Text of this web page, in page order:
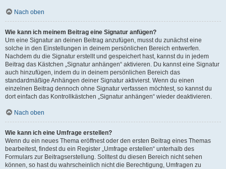
Nach oben
Wie kann ich meinem Beitrag eine Signatur anfügen?
Um eine Signatur an deinen Beitrag anzufügen, musst du zunächst eine
solche in den Einstellungen in deinem persönlichen Bereich entwerfen.
Nachdem du die Signatur erstellt und gespeichert hast, kannst du in jedem
Beitrag das Kästchen „Signatur anhängen“ aktivieren. Du kannst eine Signatur
auch hinzufügen, indem du in deinem persönlichen Bereich das
standardmäßige Anhängen deiner Signatur aktivierst. Wenn du einen
einzelnen Beitrag dennoch ohne Signatur verfassen möchtest, so kannst du
dort einfach das Kontrollkästchen „Signatur anhängen“ wieder deaktivieren.
Nach oben
Wie kann ich eine Umfrage erstellen?
Wenn du ein neues Thema eröffnest oder den ersten Beitrag eines Themas
bearbeitest, findest du ein Register „Umfrage erstellen“ unterhalb des
Formulars zur Beitragserstellung. Solltest du diesen Bereich nicht sehen
können, so hast du wahrscheinlich nicht die Berechtigung, Umfragen zu